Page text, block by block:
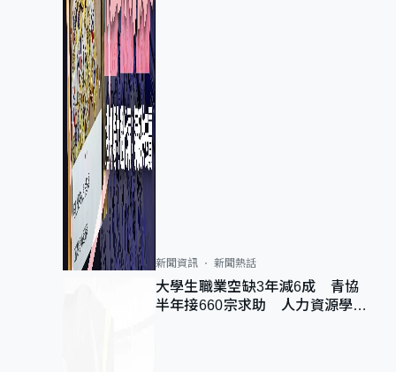
新聞資訊 新聞熱話
大學生職業空缺3年減6成 青協
半年接660宗求助 人力資源學